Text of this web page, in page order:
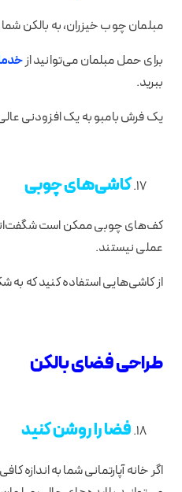
مبلمان چوب خیزران، به بالکن
برای حمل مبلمان می‌توانید از
ببرید.
یک فرش بامبو به یک افزودنی
کاشی‌های چوبی
کف‌های چوبی ممکن است
عملی نیستند.
از کاشی‌هایی استفاده کنید که
طراحی فضای بالکن
فضا را روشن کنید
اگر خانه آپارتمانی شما به اندازه